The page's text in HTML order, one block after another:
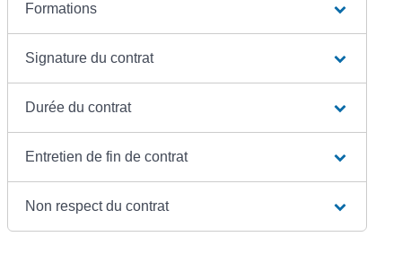
Formations
Signature du contrat
Durée du contrat
Entretien de fin de contrat
Non respect du contrat